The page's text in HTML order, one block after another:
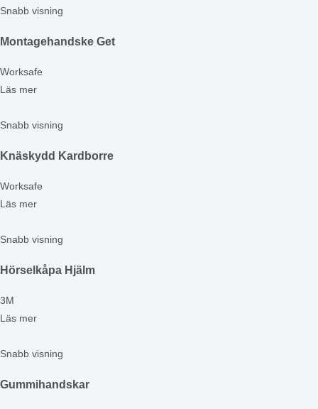
Snabb visning
Montagehandske Get
Worksafe
Läs mer
Snabb visning
Knäskydd Kardborre
Worksafe
Läs mer
Snabb visning
Hörselkåpa Hjälm
3M
Läs mer
Snabb visning
Gummihandskar